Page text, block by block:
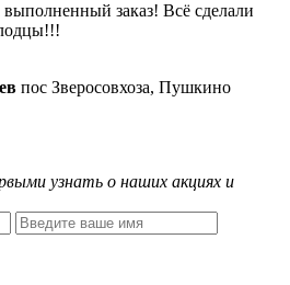
заказ! Всё сделали
пос Зверосовхоза, Пушкино
узнать о наших акциях и